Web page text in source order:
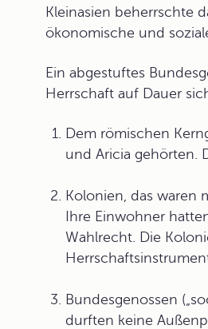
Kleinasien beherrschte
ökonomische und
Ein abgestuftes
Herrschaft auf Dauer
Dem römischen
und Aricia gehörten.
Kolonien, das waren
Ihre Einwohner
Wahlrecht. Die
Bundesgenossen
durften keine